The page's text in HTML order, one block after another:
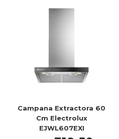
Campana Extractora 60
Cm Electrolux
EJWL607EXI